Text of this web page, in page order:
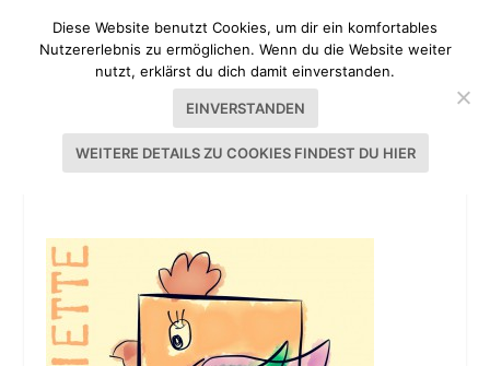
HEN(N)RIETTE
Diese Website benutzt Cookies, um dir ein komfortables
Nutzererlebnis zu ermöglichen. Wenn du die Website weiter
nutzt, erklärst du dich damit einverstanden.
EINVERSTANDEN
WEITERE DETAILS ZU COOKIES FINDEST DU HIER